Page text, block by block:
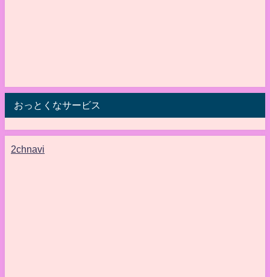
おっとくなサービス
2chnavi